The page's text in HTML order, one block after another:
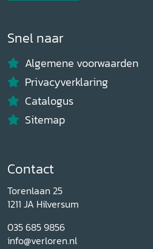
Snel naar
Algemene voorwaarden
Privacyverklaring
Catalogus
Sitemap
Contact
Torenlaan 25
1211 JA Hilversum
035 685 9856
info@verloren.nl